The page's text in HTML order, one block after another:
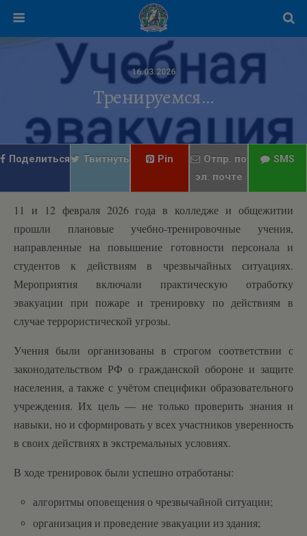
16.03.2026
Тренируемся…
Поделиться Твитнуть Pin
Отпр. по
эл. почте
SMS
11 и 12 февраля 2026 года в колледже и общежитии
прошли плановые учебно-тренировочные учения,
направленные на повышение готовности персонала и
студентов к действиям в чрезвычайных ситуациях.
Мероприятия включали практическую отработку
эвакуации при пожаре и тренировку по действиям в
случае террористической угрозы.
Учения были организованы в строгом соответствии с
законодательством РФ о гражданской обороне и защите
населения, а также с учётом специфики образовательного
учреждения. Их цель — не только проверить знания и
навыки, но и сформировать у всех участников уверенность
в своих действиях в экстремальных условиях.
В ходе тренировок были успешно отработаны:
алгоритмы оповещения о чрезвычайной ситуации;
организация и проведение эвакуации из здания;